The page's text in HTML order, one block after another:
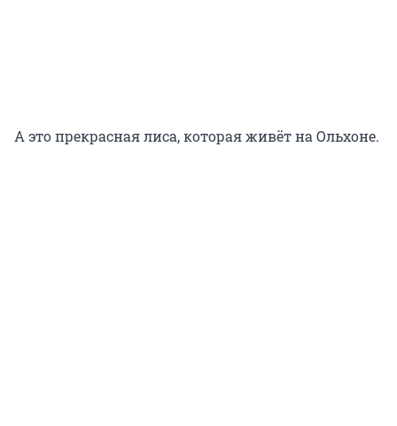
А это прекрасная лиса, которая живёт на Ольхоне.